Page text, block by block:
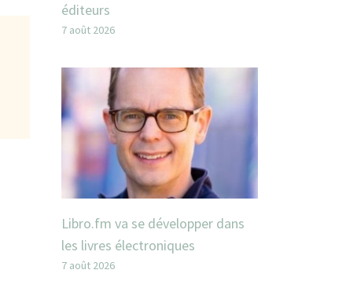
éditeurs
7 août 2026
Libro.fm va se développer dans
les livres électroniques
7 août 2026